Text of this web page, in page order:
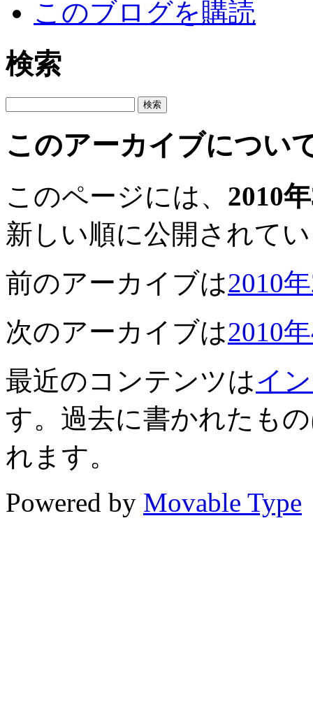
このブログを購読
検索
このアーカイブについ
このページには、 2010
新しい順に公開されて
前のアーカイブは2010
次のアーカイブは2010
最近のコンテンツはイ
す。過去に書かれたも
れます。
Powered by Movable Type